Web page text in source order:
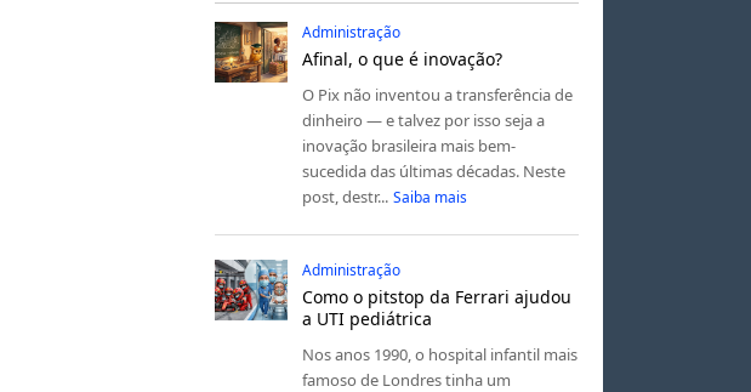
Administração
Afinal, o que é inovação?
O Pix não inventou a transferência de
dinheiro — e talvez por isso seja a
inovação brasileira mais bem-
sucedida das últimas décadas. Neste
post, destr... Saiba mais
Administração
Como o pitstop da Ferrari ajudou
a UTI pediátrica
Nos anos 1990, o hospital infantil mais
famoso de Londres tinha um